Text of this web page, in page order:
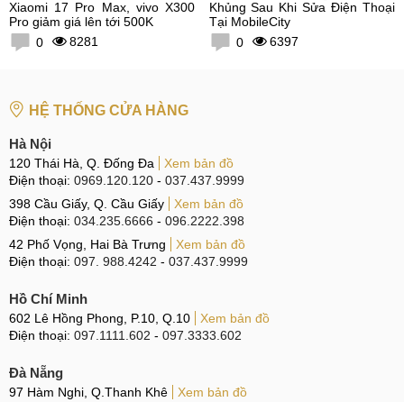
Xiaomi 17 Pro Max, vivo X300
Pro giảm giá lên tới 500K
0
8281
Khủng Sau Khi Sửa Điện Thoại
Tại MobileCity
0
6397
HỆ THỐNG CỬA HÀNG
Hà Nội
120 Thái Hà, Q. Đống Đa
Xem bản đồ
Điện thoại: 0969.120.120 - 037.437.9999
398 Cầu Giấy, Q. Cầu Giấy
Xem bản đồ
Điện thoại: 034.235.6666 - 096.2222.398
42 Phố Vọng, Hai Bà Trưng
Xem bản đồ
Điện thoại: 097. 988.4242 - 037.437.9999
Hồ Chí Minh
602 Lê Hồng Phong, P.10, Q.10
Xem bản đồ
Điện thoại: 097.1111.602 - 097.3333.602
Đà Nẵng
97 Hàm Nghi, Q.Thanh Khê
Xem bản đồ